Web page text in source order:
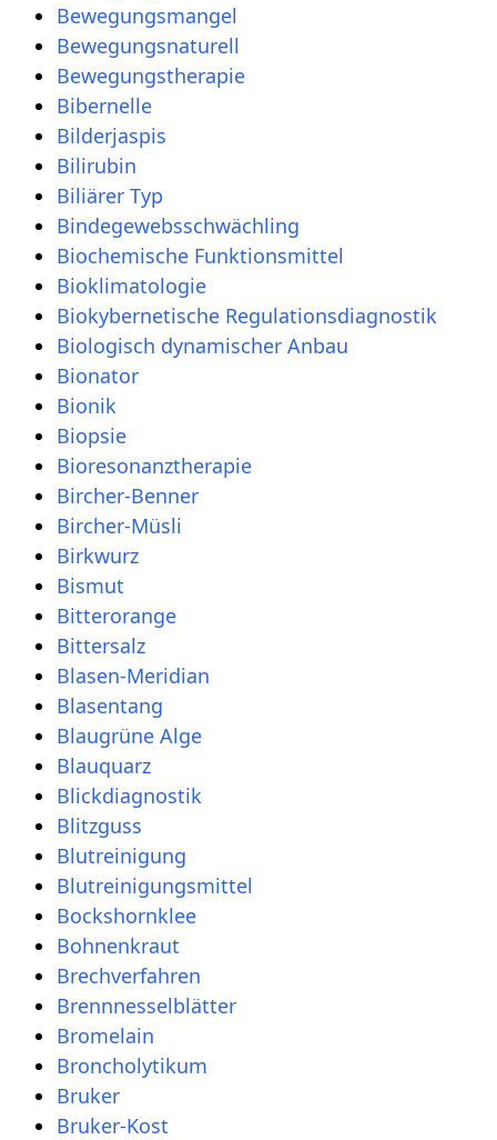
Bewegungsmangel
Bewegungsnaturell
Bewegungstherapie
Bibernelle
Bilderjaspis
Bilirubin
Biliärer Typ
Bindegewebsschwächling
Biochemische Funktionsmittel
Bioklimatologie
Biokybernetische Regulationsdiagnostik
Biologisch dynamischer Anbau
Bionator
Bionik
Biopsie
Bioresonanztherapie
Bircher-Benner
Bircher-Müsli
Birkwurz
Bismut
Bitterorange
Bittersalz
Blasen-Meridian
Blasentang
Blaugrüne Alge
Blauquarz
Blickdiagnostik
Blitzguss
Blutreinigung
Blutreinigungsmittel
Bockshornklee
Bohnenkraut
Brechverfahren
Brennnesselblätter
Bromelain
Broncholytikum
Bruker
Bruker-Kost